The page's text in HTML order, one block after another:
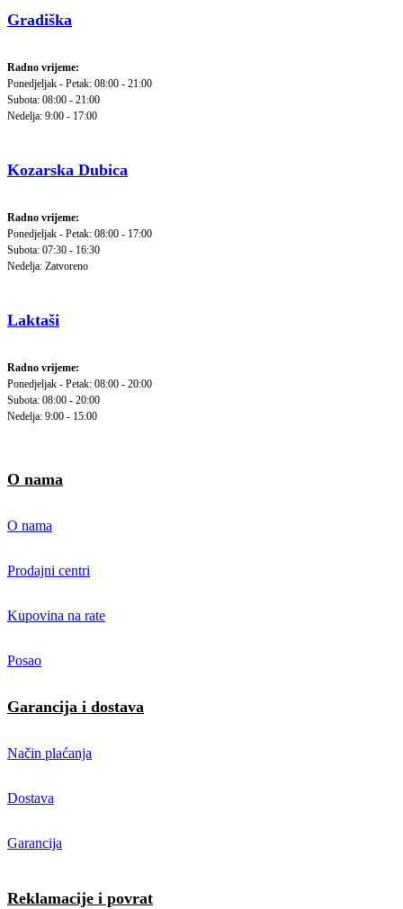
Gradiška
Radno vrijeme:
Ponedjeljak - Petak: 08:00 - 21:00
Subota: 08:00 - 21:00
Nedelja: 9:00 - 17:00
Kozarska Dubica
Radno vrijeme:
Ponedjeljak - Petak: 08:00 - 17:00
Subota: 07:30 - 16:30
Nedelja: Zatvoreno
Laktaši
Radno vrijeme:
Ponedjeljak - Petak: 08:00 - 20:00
Subota: 08:00 - 20:00
Nedelja: 9:00 - 15:00
O nama
O nama
Prodajni centri
Kupovina na rate
Posao
Garancija i dostava
Način plaćanja
Dostava
Garancija
Reklamacije i povrat